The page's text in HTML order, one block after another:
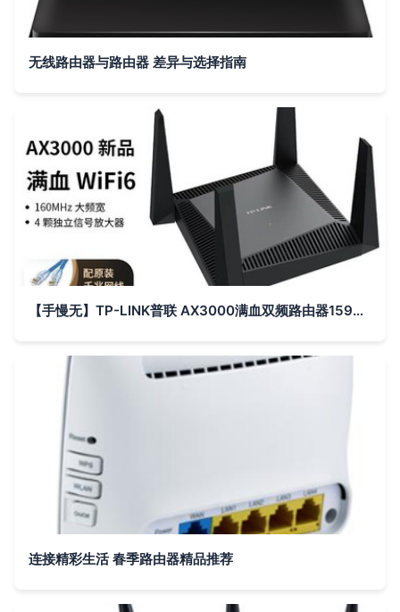
无线路由器与路由器 差异与选择指南
【手慢无】TP-LINK普联 AX3000满血双频路由器159元清仓 你家还不升级？
连接精彩生活 春季路由器精品推荐